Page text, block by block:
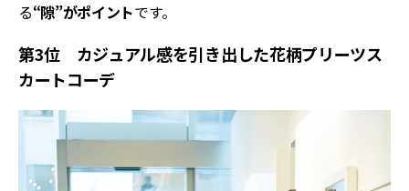
る“隙”がポイントです。
第3位 カジュアル感を引き出した花柄プリーツス
カートコーデ